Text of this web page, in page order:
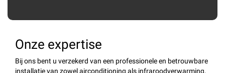
Onze expertise
Bij ons bent u verzekerd van een professionele en betrouwbare
installatie van zowel airconditioning als infraroodverwarming.